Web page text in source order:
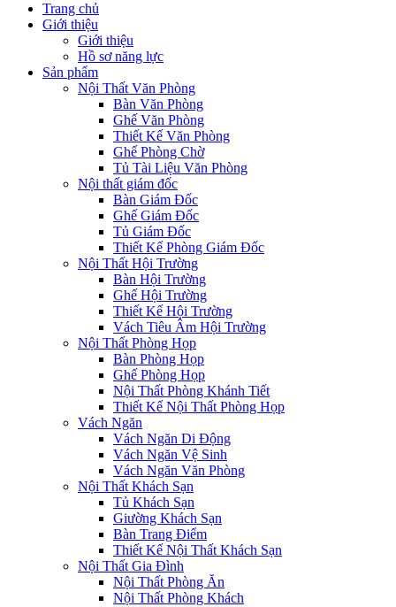
Trang chủ
Giới thiệu
Giới thiệu
Hồ sơ năng lực
Sản phẩm
Nội Thất Văn Phòng
Bàn Văn Phòng
Ghế Văn Phòng
Thiết Kế Văn Phòng
Ghế Phòng Chờ
Tủ Tài Liệu Văn Phòng
Nội thất giám đốc
Bàn Giám Đốc
Ghế Giám Đốc
Tủ Giám Đốc
Thiết Kế Phòng Giám Đốc
Nội Thất Hội Trường
Bàn Hội Trường
Ghế Hội Trường
Thiết Kế Hội Trường
Vách Tiêu Âm Hội Trường
Nội Thất Phòng Họp
Bàn Phòng Họp
Ghế Phòng Họp
Nội Thất Phòng Khánh Tiết
Thiết Kế Nội Thất Phòng Họp
Vách Ngăn
Vách Ngăn Di Động
Vách Ngăn Vệ Sinh
Vách Ngăn Văn Phòng
Nội Thất Khách Sạn
Tủ Khách Sạn
Giường Khách Sạn
Bàn Trang Điểm
Thiết Kế Nội Thất Khách Sạn
Nội Thất Gia Đình
Nội Thất Phòng Ăn
Nội Thất Phòng Khách